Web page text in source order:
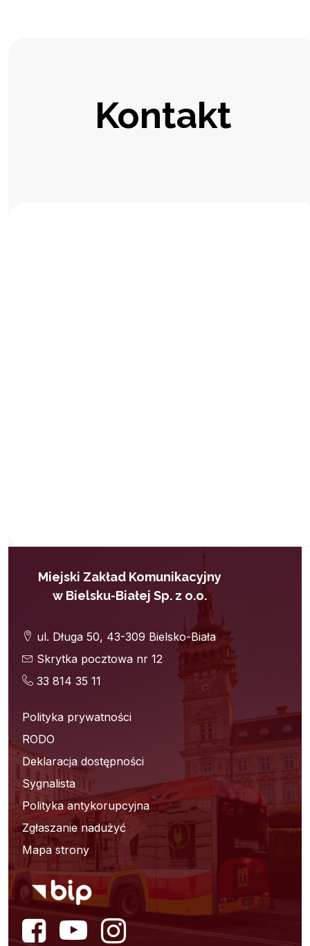
Kontakt
Miejski Zakład Komunikacyjny
w Bielsku-Białej Sp. z o.o.
ul. Długa 50, 43-309 Bielsko-Biała
Skrytka pocztowa nr 12
33 814 35 11
Polityka prywatności
RODO
Deklaracja dostępności
Sygnalista
Polityka antykorupcyjna
Zgłaszanie nadużyć
Mapa strony